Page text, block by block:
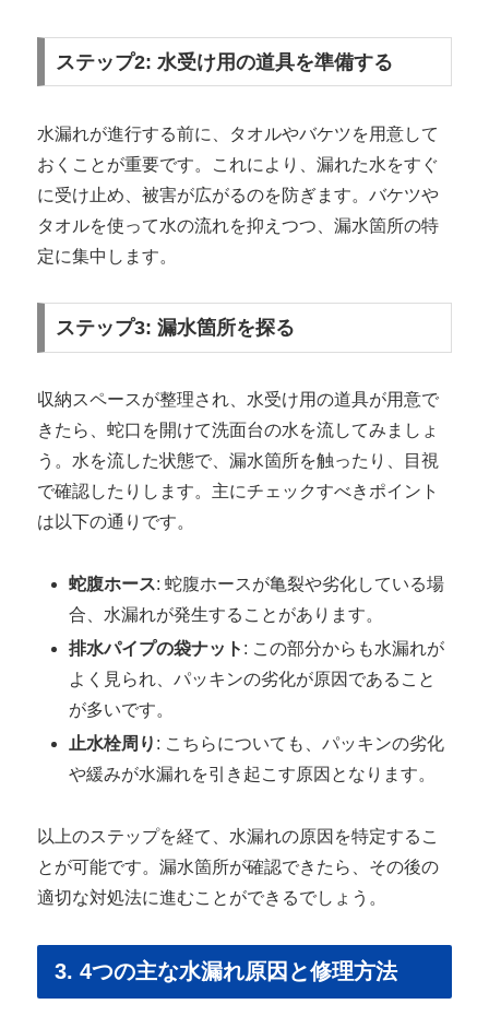
ステップ2: 水受け用の道具を準備する
水漏れが進行する前に、タオルやバケツを用意して
おくことが重要です。これにより、漏れた水をすぐ
に受け止め、被害が広がるのを防ぎます。バケツや
タオルを使って水の流れを抑えつつ、漏水箇所の特
定に集中します。
ステップ3: 漏水箇所を探る
収納スペースが整理され、水受け用の道具が用意で
きたら、蛇口を開けて洗面台の水を流してみましょ
う。水を流した状態で、漏水箇所を触ったり、目視
で確認したりします。主にチェックすべきポイント
は以下の通りです。
蛇腹ホース: 蛇腹ホースが亀裂や劣化している場
合、水漏れが発生することがあります。
排水パイプの袋ナット : この部分からも水漏れが
よく見られ、パッキンの劣化が原因であること
が多いです。
止水栓周り : こちらについても、パッキンの劣化
や緩みが水漏れを引き起こす原因となります。
以上のステップを経て、水漏れの原因を特定するこ
とが可能です。漏水箇所が確認できたら、その後の
適切な対処法に進むことができるでしょう。
3. 4つの主な水漏れ原因と修理方法